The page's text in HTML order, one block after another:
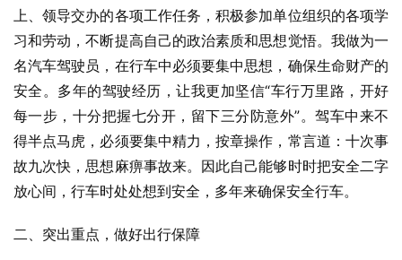
上、领导交办的各项工作任务，积极参加单位组织的各项学
习和劳动，不断提高自己的政治素质和思想觉悟。我做为一
名汽车驾驶员，在行车中必须要集中思想，确保生命财产的
安全。多年的驾驶经历，让我更加坚信“车行万里路，开好
每一步，十分把握七分开，留下三分防意外”。驾车中来不
得半点马虎，必须要集中精力，按章操作，常言道：十次事
故九次快，思想麻痹事故来。因此自己能够时时把安全二字
放心间，行车时处处想到安全，多年来确保安全行车。
二、突出重点，做好出行保障